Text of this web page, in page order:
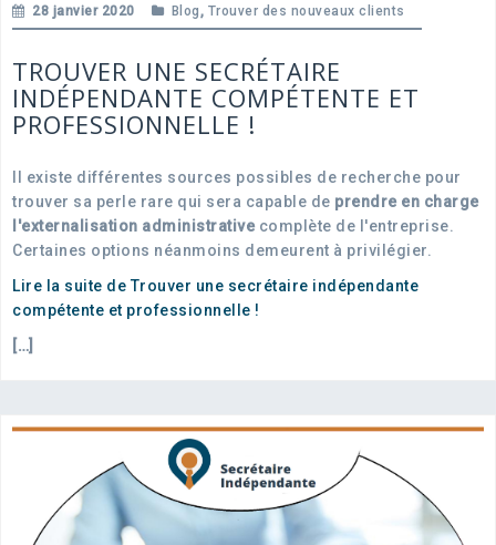
28 janvier 2020 Blog, Trouver des nouveaux clients
TROUVER UNE SECRÉTAIRE
INDÉPENDANTE COMPÉTENTE ET
PROFESSIONNELLE !
Il existe différentes sources possibles de recherche pour
trouver sa perle rare qui sera capable de prendre en charge
l'externalisation administrativecomplète de l'entreprise.
Certaines options néanmoins demeurent à privilégier.
Lire la suite de Trouver une secrétaire indépendante
compétente et professionnelle !
[…]